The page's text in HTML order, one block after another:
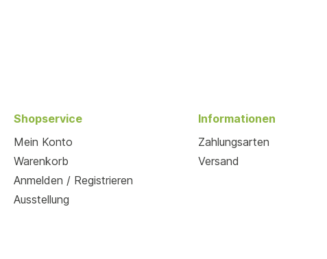
Shopservice
Mein Konto
Warenkorb
Anmelden / Registrieren
Ausstellung
Informationen
Zahlungsarten
Versand